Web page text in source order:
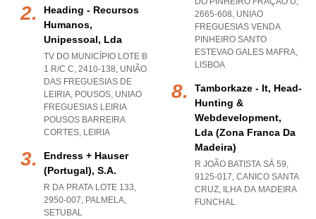
Heading - Recursos
Humanos,
Unipessoal, Lda
TV DO MUNICÍPIO LOTE B
1 R/C C, 2410-138, UNIÃO
DAS FREGUESIAS DE
LEIRIA, POUSOS, UNIAO
FREGUESIAS LEIRIA
POUSOS BARREIRA
CORTES, LEIRIA
Endress + Hauser
(portugal), S.a.
R DA PRATA LOTE 133,
2950-007, PALMELA,
SETUBAL
2665-608, UNIAO
FREGUESIAS VENDA
PINHEIRO SANTO
ESTEVAO GALES MAFRA,
LISBOA
Tamborkaze - It, Head-
Hunting &
Webdevelopment,
Lda (zona Franca Da
Madeira)
R JOÃO BATISTA SÁ 59,
9125-017, CANICO SANTA
CRUZ, ILHA DA MADEIRA
FUNCHAL